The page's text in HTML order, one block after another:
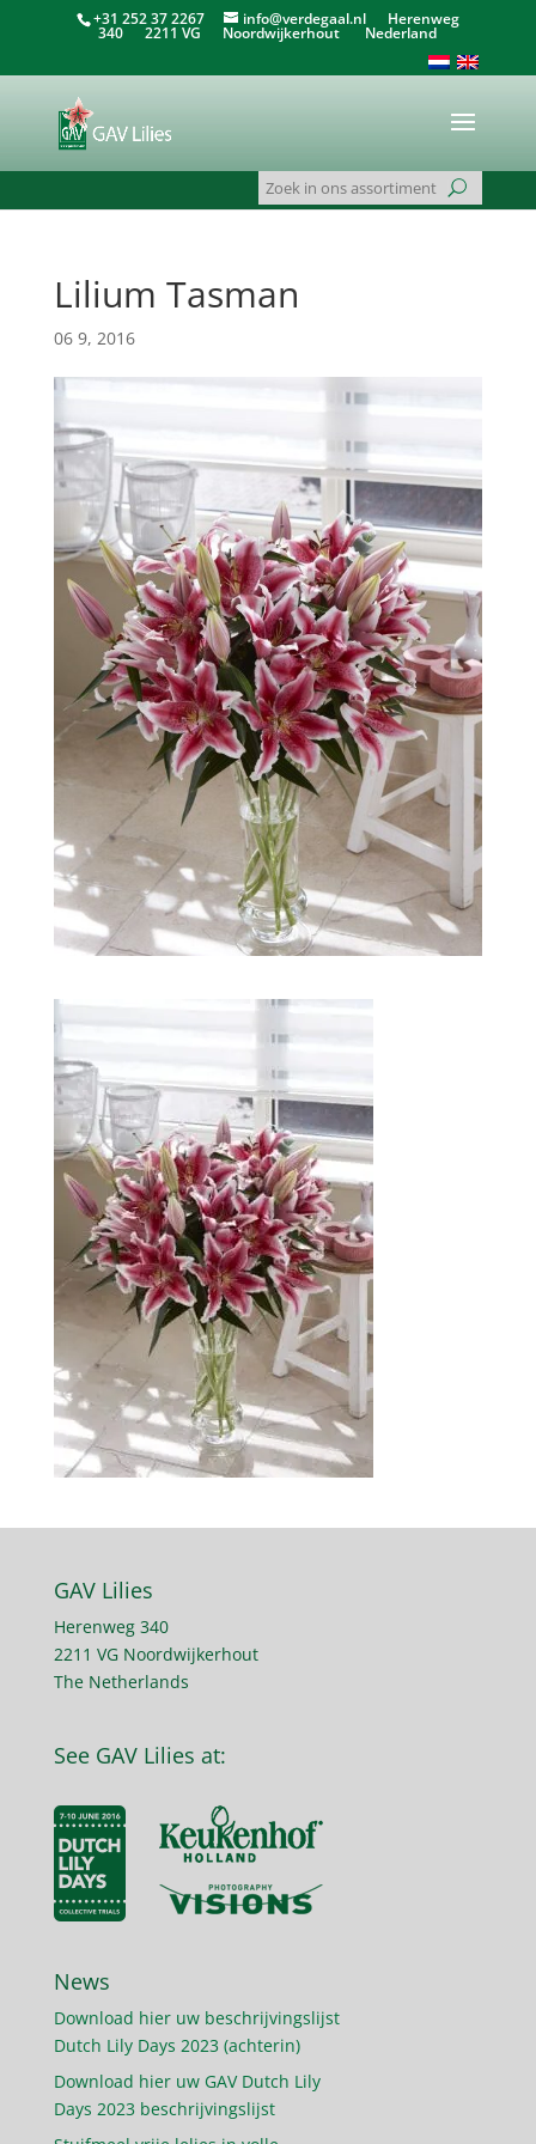
+31 252 37 2267 info@verdegaal.nlHerenweg
340 2211 VG Noordwijkerhout Nederland
Lilium Tasman
06 9, 2016
GAV Lilies
Herenweg 340
2211 VG Noordwijkerhout
The Netherlands
See GAV Lilies at:
News
Download hier uw beschrijvingslijst
Dutch Lily Days 2023 (achterin)
Download hier uw GAV Dutch Lily
Days 2023 beschrijvingslijst